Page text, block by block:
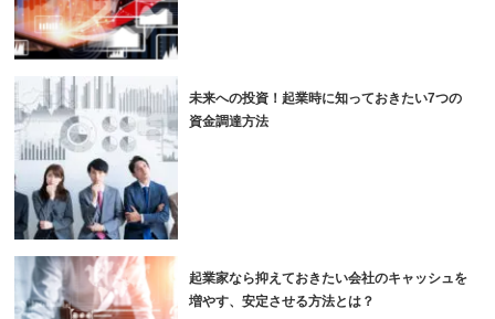
未来への投資！起業時に知っておきたい7つの
資金調達方法
起業家なら抑えておきたい会社のキャッシュを
増やす、安定させる方法とは？